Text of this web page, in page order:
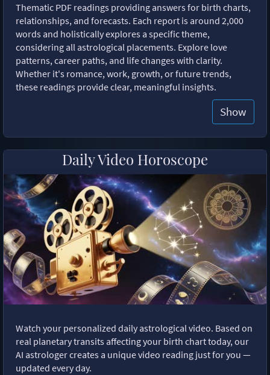
Thematic PDF readings providing answers for birth charts,
relationships, and forecasts. Each report is around 2,000
words and holistically explores a specific theme,
considering all astrological placements. Explore love
patterns, career paths, and life changes with clarity.
Whether it's romance, work, growth, or future trends,
these readings provide clear, meaningful insights.
Show
Daily Video Horoscope
Watch your personalized daily astrological video. Based on
real planetary transits affecting your birth chart today, our
AI astrologer creates a unique video reading just for you —
updated every day.